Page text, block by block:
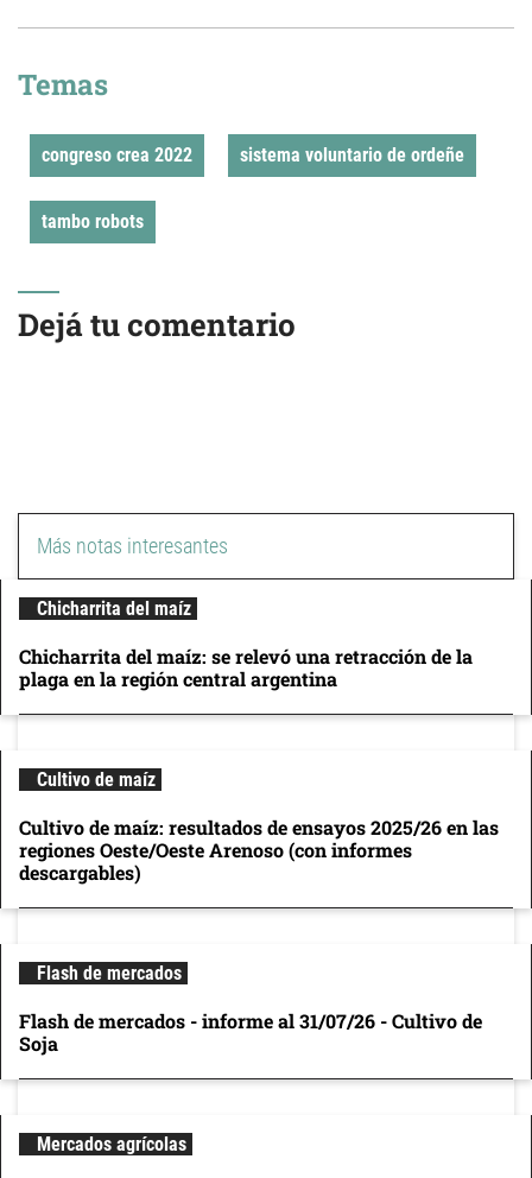
Temas
congreso crea 2022 sistema voluntario de ordeñe
tambo robots
Dejá tu comentario
Más notas interesantes
Chicharrita del maíz
Chicharrita del maíz: se relevó una retracción de la
plaga en la región central argentina
Cultivo de maíz
Cultivo de maíz: resultados de ensayos 2025/26 en las
regiones Oeste/Oeste Arenoso (con informes
descargables)
Flash de mercados
Flash de mercados - informe al 31/07/26 - Cultivo de
Soja
Mercados agrícolas